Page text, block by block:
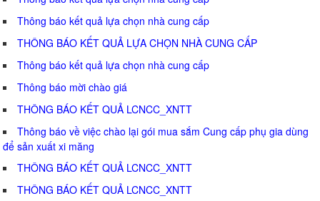
Thông báo kết quả lựa chọn nhà cung cấp
THÔNG BÁO KẾT QUẢ LỰA CHỌN NHÀ CUNG CẤP
Thông báo kết quả lựa chọn nhà cung cấp
Thông báo mời chào giá
THÔNG BÁO KẾT QUẢ LCNCC_XNTT
Thông báo về việc chào lại gói mua sắm Cung cấp phụ gia dùng
để sản xuất xi măng
THÔNG BÁO KẾT QUẢ LCNCC_XNTT
THÔNG BÁO KẾT QUẢ LCNCC_XNTT